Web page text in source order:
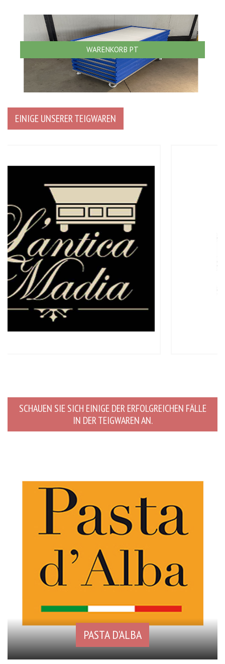
WARENKORB PT
EINIGE UNSERER TEIGWAREN
SCHAUEN SIE SICH EINIGE DER ERFOLGREICHEN FÄLLE
IN DER TEIGWAREN AN.
PASTA D'ALBA